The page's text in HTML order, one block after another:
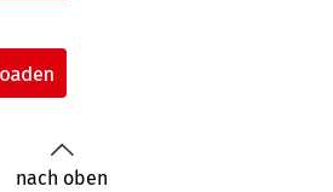
nach oben